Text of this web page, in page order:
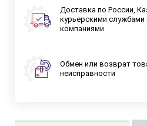
Доставка по России,
курьерскими
компаниями
Обмен или возврат
неисправности